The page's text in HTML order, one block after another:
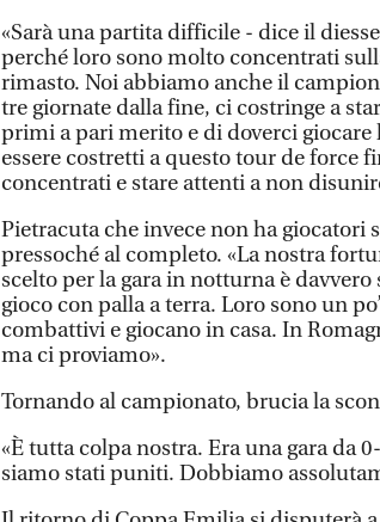
«Sarà una partita difficile - dice il
perché loro sono molto concentrati
rimasto. Noi abbiamo anche il
tre giornate dalla fine, ci costringe a
primi a pari merito e di doverci giocare
essere costretti a questo tour de force
concentrati e stare attenti a non
Pietracuta che invece non ha giocatori
pressoché al completo. «La nostra
scelto per la gara in notturna è
gioco con palla a terra. Loro sono un
combattivi e giocano in casa. In
ma ci proviamo».
Tornando al campionato, brucia la
«È tutta colpa nostra. Era una gara da
siamo stati puniti. Dobbiamo